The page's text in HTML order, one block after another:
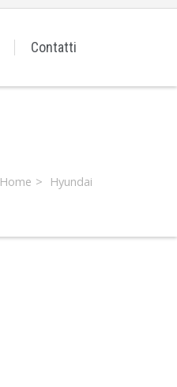
Contatti
Home Hyundai